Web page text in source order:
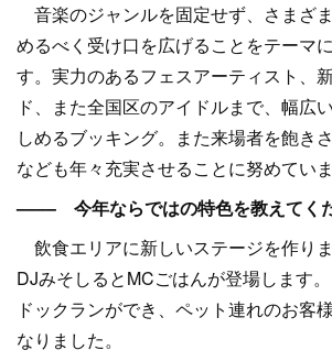
音楽のジャンルを固定せず、さまざ
めるべく受け口を広げることをテーマ
す。実力のあるフェスアーティスト、
ド、また全国区のアイドルまで、幅広
しめるブッキング。また来場者を飽き
なども年々充実させることに努めていま
–––– 今年ならではの特色を教えてく
飲食エリアに新しいステージを作りま
DJみそしるとMCごはんが登場します
ドックランができ、ペット連れのお客
なりました。